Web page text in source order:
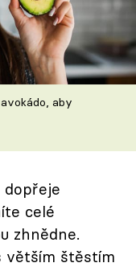
aby
dopřeje
celé
zhnědne.
větším štěstím